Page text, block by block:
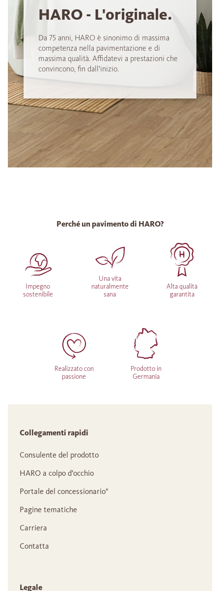
HARO - L'originale.
Da 75 anni, HARO è sinonimo di massima
competenza nella pavimentazione e di
massima qualità. Affidatevi a prestazioni che
convincono, fin dall'inizio.
Perché un pavimento di HARO?
Impegno
sostenibile
Una vita
naturalmente
sana
Alta qualità
garantita
Realizzato con
passione
Prodotto in
Germania
Collegamenti rapidi
Consulente del prodotto
HARO a colpo d'occhio
Portale del concessionario°
Pagine tematiche
Carriera
Contatta
Legale